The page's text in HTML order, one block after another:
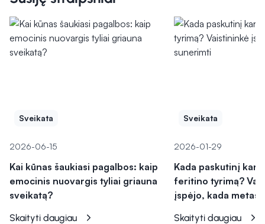
Sveikata
2026-06-15
Kai kūnas šaukiasi pagalbos: kaip
emocinis nuovargis tyliai griauna
sveikatą?
Skaityti daugiau
Sveikata
2026-01-29
Kada paskutinį
feritino tyrimą?
įspėjo, kada metas
Skaityti daugiau